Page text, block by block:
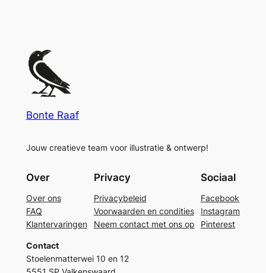
Bonte Raaf
Jouw creatieve team voor illustratie & ontwerp!
Over
Over ons
FAQ
Klantervaringen
Privacy
Privacybeleid
Voorwaarden en condities
Neem contact met ons op
Sociaal
Facebook
Instagram
Pinterest
Contact
Stoelenmatterwei 10 en 12